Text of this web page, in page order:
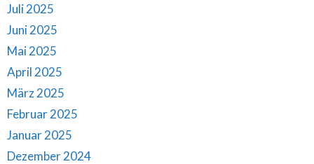
Juli 2025
Juni 2025
Mai 2025
April 2025
März 2025
Februar 2025
Januar 2025
Dezember 2024